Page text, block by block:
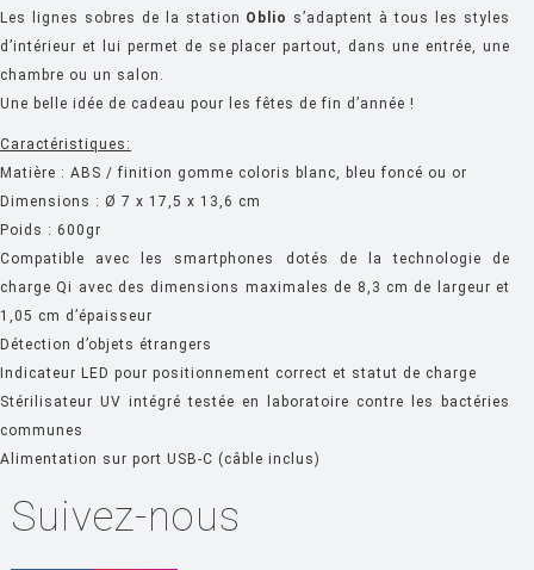
GLAS ITALIA
GUBI
HOUE
HÖFATS
INGO MAURER
JIELDÉ
KARTELL
KNOLL
KRISTALIA
Les lignes sobres de la station Oblio s’adaptent à tous les styles
d’intérieur et lui permet de se placer partout, dans une entrée, une
chambre ou un salon.
Une belle idée de cadeau pour les fêtes de fin d’année !
Caractéristiques:
Matière : ABS / finition gomme coloris blanc, bleu foncé ou or
Dimensions : Ø 7 x 17,5 x 13,6 cm
Poids : 600gr
Compatible avec les smartphones dotés de la technologie de
charge Qi avec des dimensions maximales de 8,3 cm de largeur et
1,05 cm d’épaisseur
Détection d’objets étrangers
Indicateur LED pour positionnement correct et statut de charge
Stérilisateur UV intégré testée en laboratoire contre les bactéries
communes
Alimentation sur port USB-C (câble inclus)
Suivez-nous